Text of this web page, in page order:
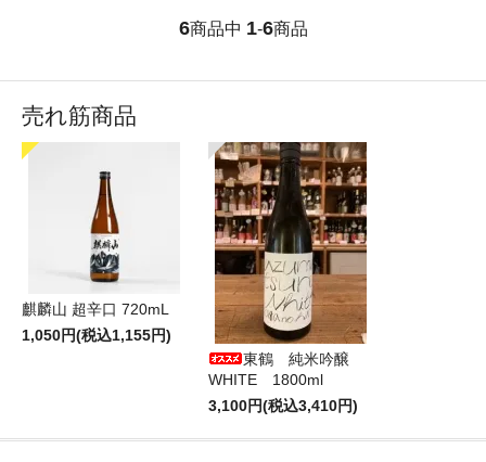
6商品中 1-6商品
売れ筋商品
麒麟山 超辛口 720mL
1,050円(税込1,155円)
東鶴 純米吟醸
WHITE 1800ml
3,100円(税込3,410円)